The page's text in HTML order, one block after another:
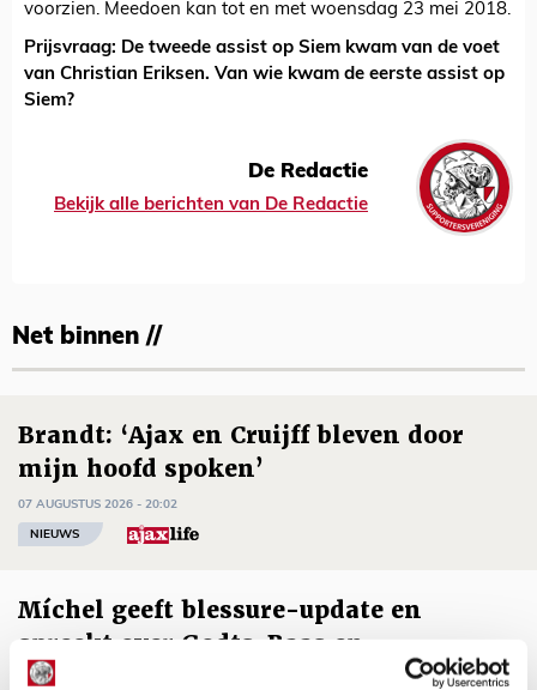
voorzien. Meedoen kan tot en met woensdag 23 mei 2018.
Prijsvraag: De tweede assist op Siem kwam van de voet
van Christian Eriksen. Van wie kwam de eerste assist op
Siem?
De Redactie
Bekijk alle berichten van De Redactie
Net binnen //
Brandt: ‘Ajax en Cruijff bleven door
mijn hoofd spoken’
07 AUGUSTUS 2026 - 20:02
NIEUWS
Míchel geeft blessure-update en
spreekt over Godts, Baas en
aanwinsten